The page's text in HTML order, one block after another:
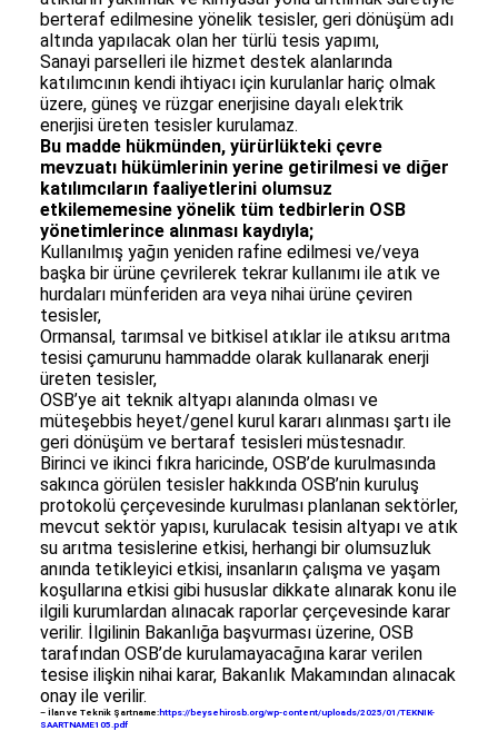
berteraf edilmesine yönelik tesisler, geri dönüşüm adı
altında yapılacak olan her türlü tesis yapımı,
Sanayi parselleri ile hizmet destek alanlarında
katılımcının kendi ihtiyacı için kurulanlar hariç olmak
üzere, güneş ve rüzgar enerjisine dayalı elektrik
enerjisi üreten tesisler kurulamaz.
Bu madde hükmünden, yürürlükteki çevre
mevzuatı hükümlerinin yerine getirilmesi ve diğer
katılımcıların faaliyetlerini olumsuz
etkilememesine yönelik tüm tedbirlerin OSB
yönetimlerince alınması kaydıyla;
Kullanılmış yağın yeniden rafine edilmesi ve/veya
başka bir ürüne çevrilerek tekrar kullanımı ile atık ve
hurdaları münferiden ara veya nihai ürüne çeviren
tesisler,
Ormansal, tarımsal ve bitkisel atıklar ile atıksu arıtma
tesisi çamurunu hammadde olarak kullanarak enerji
üreten tesisler,
OSB’ye ait teknik altyapı alanında olması ve
müteşebbis heyet/genel kurul kararı alınması şartı ile
geri dönüşüm ve bertaraf tesisleri müstesnadır.
Birinci ve ikinci fıkra haricinde, OSB’de kurulmasında
sakınca görülen tesisler hakkında OSB’nin kuruluş
protokolü çerçevesinde kurulması planlanan sektörler,
mevcut sektör yapısı, kurulacak tesisin altyapı ve atık
su arıtma tesislerine etkisi, herhangi bir olumsuzluk
anında tetikleyici etkisi, insanların çalışma ve yaşam
koşullarına etkisi gibi hususlar dikkate alınarak konu ile
ilgili kurumlardan alınacak raporlar çerçevesinde karar
verilir. İlgilinin Bakanlığa başvurması üzerine, OSB
tarafından OSB’de kurulamayacağına karar verilen
tesise ilişkin nihai karar, Bakanlık Makamından alınacak
onay ile verilir.
– İlan ve Teknik Şartname:https://beysehirosb.org/wp-content/uploads/2025/01/TEKNIK-
SAARTNAME105.pdf